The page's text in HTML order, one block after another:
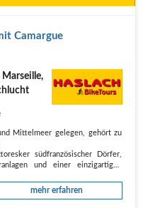
Camargue
Marseille,
Mittelmeer gelegen, gehört zu
südfranzösischer Dörfer,
und einer einzigartigen
mehr erfahren